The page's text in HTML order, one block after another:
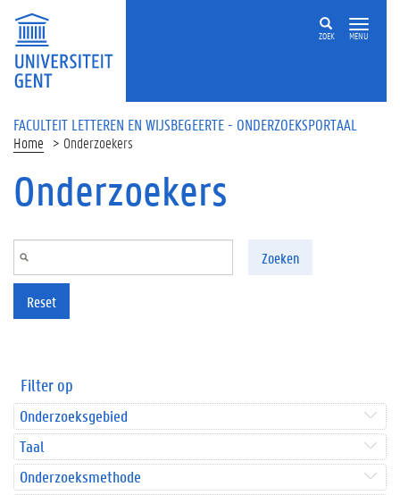
Overslaan en naar de inhoud gaan
ZOEK MENU
FACULTEIT LETTEREN EN WIJSBEGEERTE - ONDERZOEKSPORTAAL
Home Onderzoekers
Onderzoekers
Zoeken
Reset
Filter op
Onderzoeksgebied
Taal
Onderzoeksmethode